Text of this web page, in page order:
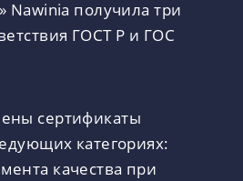
Nawinia получила три
ГОСТ Р и ГОС
сертификаты
категориях:
качества при